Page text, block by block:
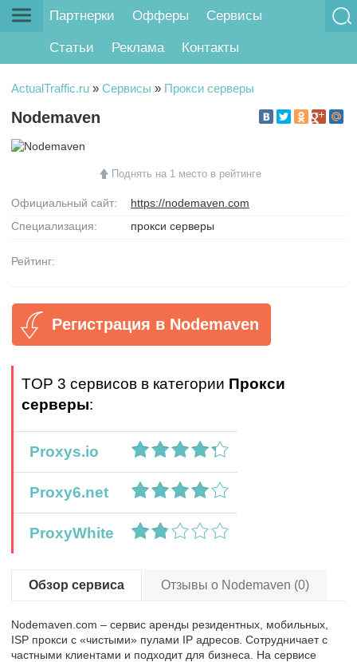
Партнерки Офферы Сервисы
Статьи Реклама Контакты
ActualTraffic.ru » Сервисы » Прокси серверы
Nodemaven
Поднять на 1 место в рейтинге
Официальный сайт:
https://nodemaven.com
Специализация:
прокси серверы
Рейтинг:
Регистрация в Nodemaven
TOP 3 сервисов в категории Прокси
серверы:
Proxys.io
Proxy6.net
ProxyWhite
Обзор сервиса Отзывы о Nodemaven (0)
Nodemaven.com – сервис аренды резидентных, мобильных,
ISP прокси с «чистыми» пулами IP адресов. Сотрудничает с
частными клиентами и подходит для бизнеса. На сервисе